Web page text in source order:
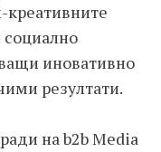
социално
иновативно
резултати.
на b2b Media